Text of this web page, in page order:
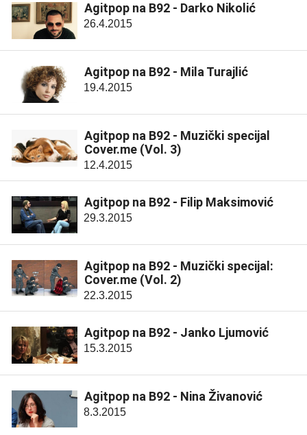
Agitpop na B92 - Darko Nikolić
26.4.2015
Agitpop na B92 - Mila Turajlić
19.4.2015
Agitpop na B92 - Muzički specijal
Cover.me (Vol. 3)
12.4.2015
Agitpop na B92 - Filip Maksimović
29.3.2015
Agitpop na B92 - Muzički specijal:
Cover.me (Vol. 2)
22.3.2015
Agitpop na B92 - Janko Ljumović
15.3.2015
Agitpop na B92 - Nina Živanović
8.3.2015